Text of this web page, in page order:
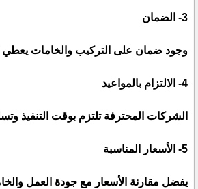
3- الضمان
وجود ضمان على التركيب والخامات يعطي
4- الالتزام بالمواعيد
الشركات المحترفة تلتزم بوقت التنفيذ
5- الأسعار المناسبة
يفضل مقارنة الأسعار مع جودة العمل